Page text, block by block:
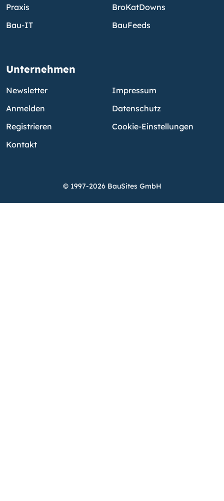
Praxis
Bau-IT
BroKatDowns
BauFeeds
Unternehmen
Newsletter
Anmelden
Registrieren
Kontakt
Impressum
Datenschutz
Cookie-Einstellungen
© 1997-2026 BauSites GmbH